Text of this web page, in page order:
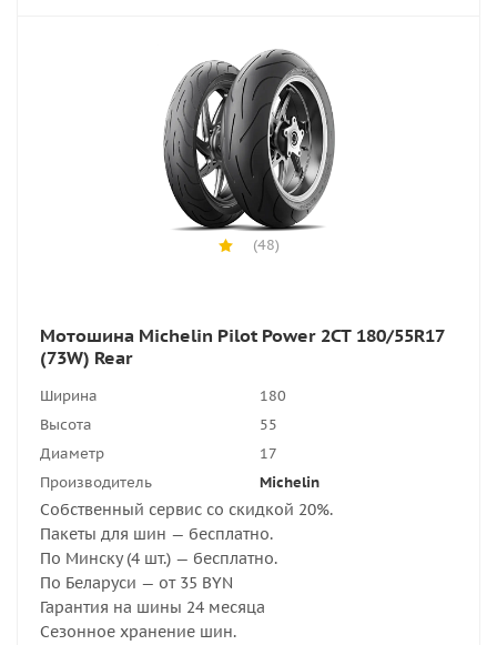
(48)
Мотошина Michelin Pilot Power 2CT 180/55R17
(73W) Rear
Ширина
180
Высота
55
Диаметр
17
Производитель
Michelin
Собственный сервис со скидкой 20%.
Пакеты для шин — бесплатно.
По Минску (4 шт.) — бесплатно.
По Беларуси — от 35 BYN
Гарантия на шины 24 месяца
Сезонное хранение шин.